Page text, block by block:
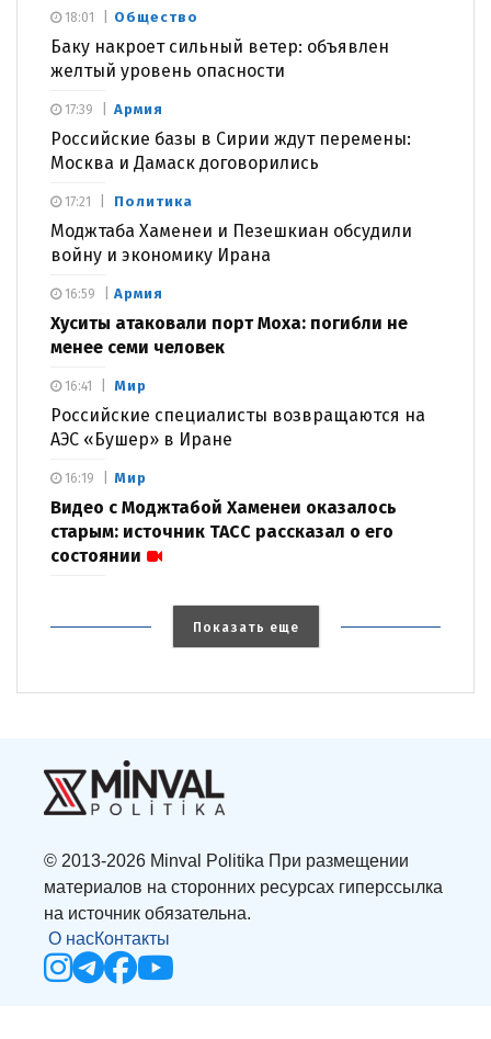
Общество
Баку накроет сильный ветер: объявлен
желтый уровень опасности
18:01
Армия
Российские базы в Сирии ждут перемены:
Москва и Дамаск договорились
17:39
Политика
Моджтаба Хаменеи и Пезешкиан обсудили
войну и экономику Ирана
17:21
Армия
Хуситы атаковали порт Моха: погибли не
менее семи человек
16:59
Мир
Российские специалисты возвращаются на
АЭС «Бушер» в Иране
16:41
Мир
Видео с Моджтабой Хаменеи оказалось
старым: источник ТАСС рассказал о его
состоянии
16:19
Показать еще
© 2013-2026 Minval Politika При размещении
материалов на сторонних ресурсах гиперссылка
на источник обязательна.
О насКонтакты